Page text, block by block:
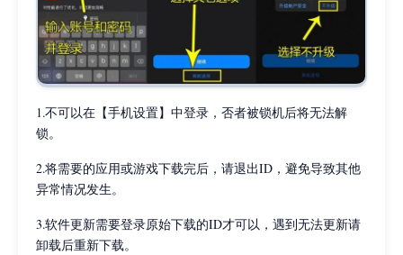
1.不可以在【手机设置】中登录，否者被锁机后将无法解
锁。
2.将需要的应用或游戏下载完后，请退出ID，避免导致其他
异常情况发生。
3.软件更新需要登录原始下载的ID才可以，遇到无法更新请
卸载后重新下载。